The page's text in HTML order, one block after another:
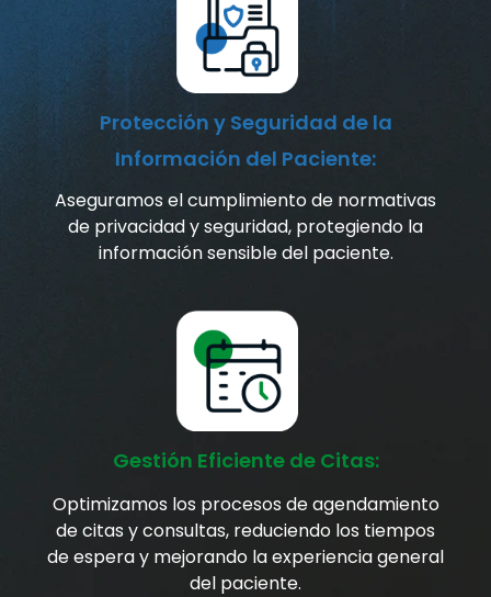
Protección y Seguridad de la
Información del Paciente:
Aseguramos el cumplimiento de normativas
de privacidad y seguridad, protegiendo la
información sensible del paciente.
Gestión Eficiente de Citas:
Optimizamos los procesos de agendamiento
de citas y consultas, reduciendo los tiempos
de espera y mejorando la experiencia general
del paciente.